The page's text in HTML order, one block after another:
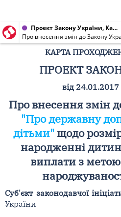
Проект Закону України, Карта проходження проекту від 24.01.2017 № 5709